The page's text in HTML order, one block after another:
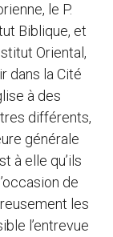
le P.
Biblique, et
Oriental,
dans la Cité
à des
différents,
générale
à elle qu’ils
de
les
l’entrevue